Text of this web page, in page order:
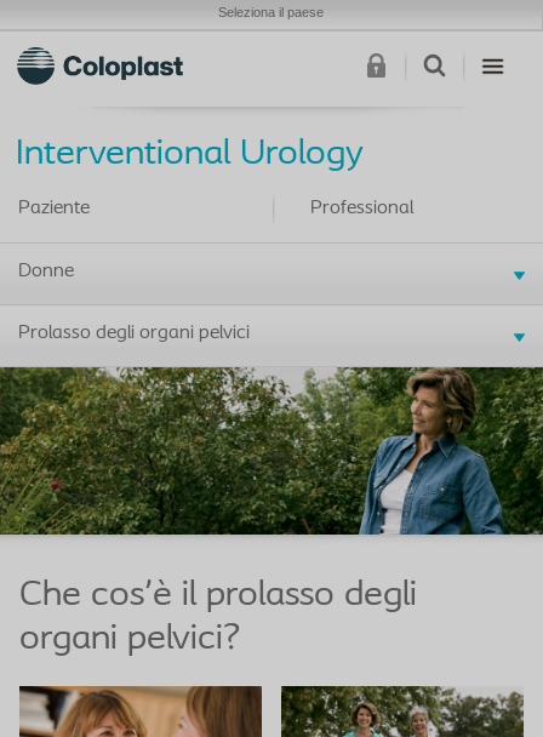
Seleziona il paese
Interventional Urology
Paziente
Donne
Prolasso degli organi pelvici
Professional
Che cos'è il prolasso degli
organi pelvici?